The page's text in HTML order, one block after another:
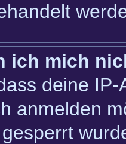
ich mich
deine
anmelden